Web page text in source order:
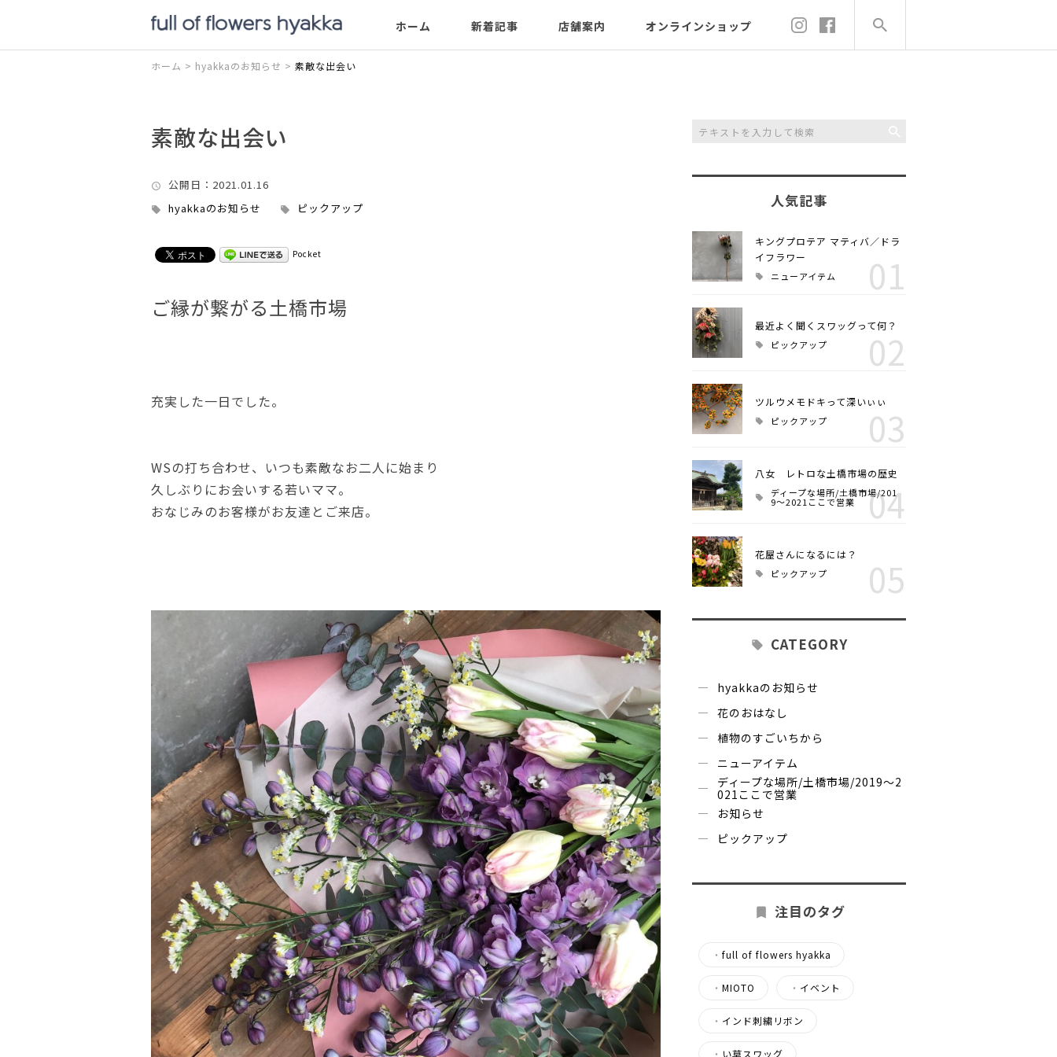
ホーム 新着記事 店舗案内 オンラインショップ
ホーム > hyakkaのお知らせ > 素敵な出会い
素敵な出会い
公開日 ：2021.01.16
hyakkaのお知らせ
ピックアップ
Pocket
ご縁が繋がる土橋市場
充実した一日でした。
WSの打ち合わせ、いつも素敵なお二人に始まり
久しぶりにお会いする若いママ。
おなじみのお客様がお友達とご来店。
人気記事
キングプロテア マティバ／ドラ
イフラワー
ニューアイテム 01
最近よく聞くスワッグって何？
ピックアップ 02
ツルウメモドキって深いぃぃ
ピックアップ 03
八女 レトロな土橋市場の歴史
ディープな場所/土橋市場/201
9～2021ここで営業 04
花屋さんになるには？
ピックアップ 05
CATEGORY
hyakkaのお知らせ
花のおはなし
植物のすごいちから
ニューアイテム
ディープな場所/土橋市場/2019～2
021ここで営業
お知らせ
ピックアップ
注目のタグ
・ full of flowers hyakka
・ MIOTO ・ イベント
・ インド刺繍リボン
・ い草スワッグ